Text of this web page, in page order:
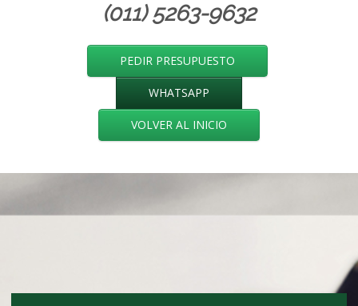
(011) 5263-9632
PEDIR PRESUPUESTO
WHATSAPP
VOLVER AL INICIO